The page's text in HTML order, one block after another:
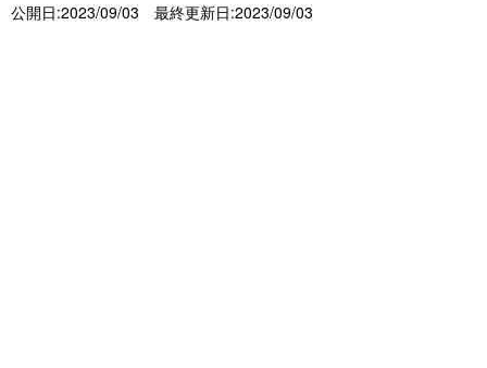
公開日:2023/09/03 最終更新日:2023/09/03